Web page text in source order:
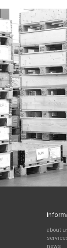
about
news